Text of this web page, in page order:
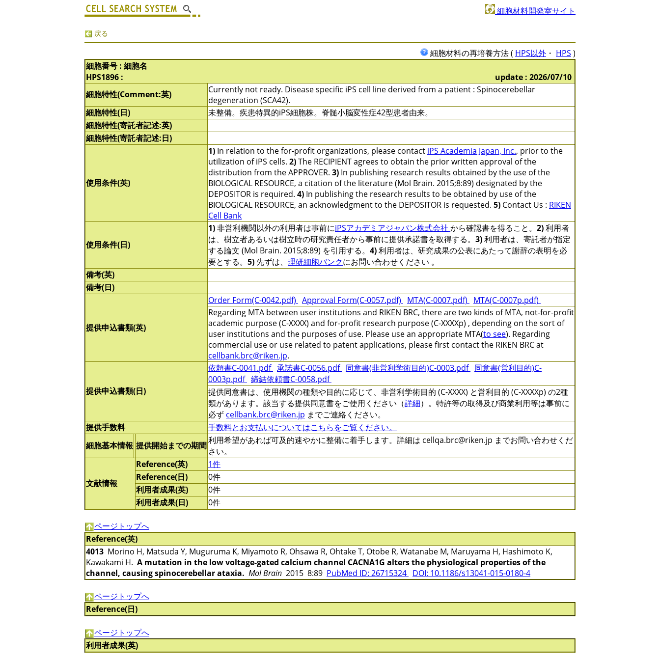
細胞材料開発室サイト
戻る
細胞材料の再培養方法 ( HPS以外 ・ HPS )
細胞番号 : 細胞名
HPS1896 :
update : 2026/07/10
細胞特性(Comment:英)
Currently not ready. Disease specific iPS cell line derived from a patient : Spinocerebellar
degeneration (SCA42).
細胞特性(日)
未整備。疾患特異的iPS細胞株。脊髄小脳変性症42型患者由来。
細胞特性(寄託者記述:英)
細胞特性(寄託者記述:日)
使用条件(英)
1) In relation to the for-profit organizations, please contact iPS Academia Japan, Inc., prior to the
utilization of iPS cells. 2)The RECIPIENT agrees to obtain the prior written approval of the
distribution from the APPROVER. 3) In publishing research results obtained by the use of the
BIOLOGICAL RESOURCE, a citation of the literature (Mol Brain. 2015;8:89) designated by the
DEPOSITOR is required. 4) In publishing the research results to be obtained by use of the
BIOLOGICAL RESOURCE, an acknowledgment to the DEPOSITOR is requested. 5) Contact Us : RIKEN
Cell Bank
使用条件(日)
1)非営利機関以外の利用者は事前にiPSアカデミアジャパン株式会社 から確認書を得ること。 2)利用者
は、樹立者あるいは樹立時の研究責任者から事前に提供承諾書を取得する。 3)利用者は、寄託者が指定
する論文 (Mol Brain. 2015;8:89) を引用する。 4)利用者は、研究成果の公表にあたって謝辞の表明を必
要とする。 5) 先ずは、 理研細胞バンクにお問い合わせください 。
備考(英)
備考(日)
提供申込書類(英)
Order Form(C-0042.pdf) Approval Form(C-0057.pdf) MTA(C-0007.pdf)
MTA(C-0007p.pdf)
Regarding MTA between user institutions and RIKEN BRC, there are two kinds of MTA, not-for-profit
academic purpose (C-XXXX) and for-profit research purpose (C-XXXXp) , depending on the sort of
user institutions and the purposes of use. Please use an appropriate MTA(to see). Regarding
commercial use or use related to patent applications, please first contact the RIKEN BRC at
cellbank.brc@riken.jp.
提供申込書類(日)
依頼書C-0041.pdf 承諾書C-0056.pdf 同意書(非営利学術目的)C-0003.pdf 同意書(営利目的)C-
0003p.pdf 締結依頼書C-0058.pdf
提供同意書は、使用機関の種類や目的に応じて、非営利学術目的 (C-XXXX) と営利目的 (C-XXXXp) の2種
類があります。該当する提供同意書をご使用ください（詳細）。特許等の取得及び商業利用等は事前に
必ず cellbank.brc@riken.jp までご連絡ください。
提供手数料
手数料とお支払いについてはこちらをご覧ください。
細胞基本情報 提供開始までの期間利用希望があれば可及的速やかに整備に着手します。詳細は cellqa.brc@riken.jp までお問い合わせくだ
さい。
文献情報
Reference(英)
1件
Reference(日)
0件
利用者成果(英)
0件
利用者成果(日)
0件
ページトップへ
Reference(英)
4013 Morino H, Matsuda Y, Muguruma K, Miyamoto R, Ohsawa R, Ohtake T, Otobe R, Watanabe M, Maruyama H, Hashimoto K,
Kawakami H. A mutation in the low voltage-gated calcium channel CACNA1G alters the physiological properties of the
channel, causing spinocerebellar ataxia. Mol Brain 2015 8:89 PubMed ID: 26715324 DOI: 10.1186/s13041-015-0180-4
ページトップへ
Reference(日)
ページトップへ
利用者成果(英)